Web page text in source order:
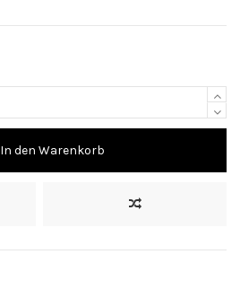
In den Warenkorb